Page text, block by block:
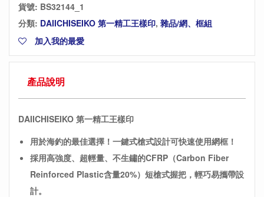
貨號: BS32144_1
分類: DAIICHISEIKO 第一精工王樣印, 雜品/網、框組
加入我的最愛
產品說明
DAIICHISEIKO 第一精工王樣印
用於海釣的最佳選擇！一鍵式槍式設計可快速使用網框！
採用高強度、超輕量、不生鏽的CFRP（Carbon Fiber
Reinforced Plastic含量20%）短槍式握把，輕巧易攜帶設
計。